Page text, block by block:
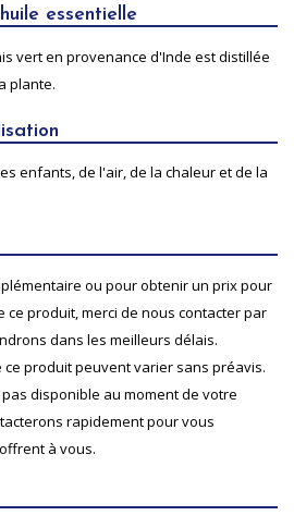
essentielle
vert en provenance d'Inde est distillée
plante.
enfants, de l'air, de la chaleur et de la
ou pour obtenir un prix pour
produit, merci de nous contacter par
dans les meilleurs délais.
produit peuvent varier sans préavis.
disponible au moment de votre
rapidement pour vous
à vous.